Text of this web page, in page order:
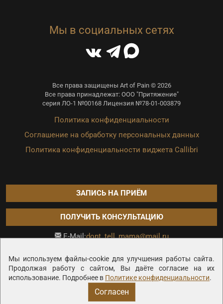
Мы используем файлы-cookie для улучшения работы сайта.
Продолжая работу с сайтом, Вы даёте согласие на их
использование. Подробнее в Политике конфиденциальности.
Согласен
Мы в социальных сетях
Все права защищены Art of Pain © 2026
Все права принадлежат: ООО "Притяжение"
серия ЛО-1 №00168 Лицензия №78-01-003879
Политика конфиденциальности
Соглашение на обработку персональных данных
Политика конфиденциальности виджета Callibri
ЗАПИСЬ НА ПРИЁМ
ПОЛУЧИТЬ КОНСУЛЬТАЦИЮ
E-Mail:dont_tell_mama@mail.ru